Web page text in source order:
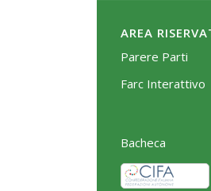
AREA
Parere Parti
Farc Interattivo
Bacheca